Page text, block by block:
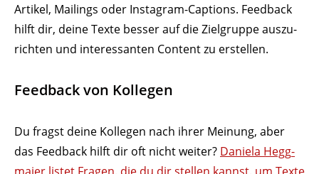
Artikel, Mailings oder Instagram-Captions. Feedback
hilft dir, deine Texte besser auf die Ziel­gruppe auszu­
richten und inter­es­santen Content zu erstellen.
Feedback von Kollegen
Du fragst deine Kollegen nach ihrer Meinung, aber
das Feedback hilft dir oft nicht weiter? Daniela Hegg­